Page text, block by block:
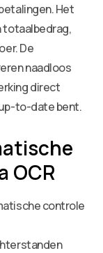
Het
totaalbedrag,
De
naadloos
direct
to-date bent.
OCR
controle